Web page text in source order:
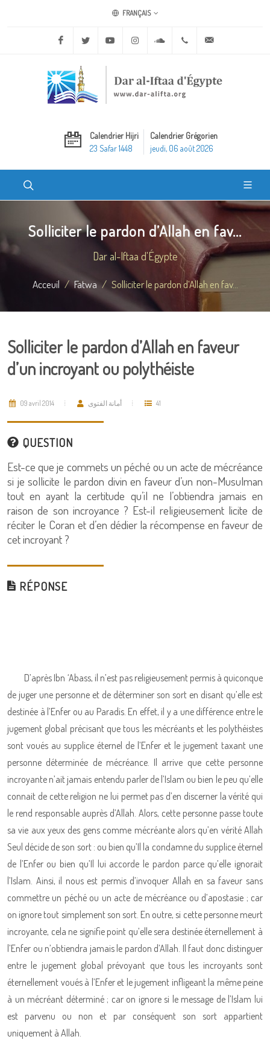
FRANÇAIS
Facebook Twitter Youtube Instagram Soundcloud+20 2 25970400
Calendrier Hijri
23 Safar 1448
Calendrier Grégorien
jeudi, 06 août 2026
Solliciter le pardon d’Allah en fav...
Dar al-Iftaa d'Égypte
Acceuil Fatwa Solliciter le pardon d’Allah en fav...
Solliciter le pardon d’Allah en faveur
d’un incroyant ou polythéiste
09 avril 2014 أمانة الفتوى 41
QUESTION
Est-ce que je commets un péché ou un acte de mécréance
si je sollicite le pardon divin en faveur d’un non-Musulman
tout en ayant la certitude qu’il ne l’obtiendra jamais en
raison de son incroyance ? Est-il religieusement licite de
réciter le Coran et d’en dédier la récompense en faveur de
cet incroyant ?
RÉPONSE
D’après Ibn ‘Abass, il n’est pas religieusement permis à quiconque
de juger une personne et de déterminer son sort en disant qu’elle est
destinée à l’Enfer ou au Paradis. En effet, il y a une différence entre le
jugement global précisant que tous les mécréants et les polythéistes
sont voués au supplice éternel de l’Enfer et le jugement taxant une
personne déterminée de mécréance. Il arrive que cette personne
incroyante n’ait jamais entendu parler de l’Islam ou bien le peu qu’elle
connait de cette religion ne lui permet pas d’en discerner la vérité qui
le rend responsable auprès d’Allah. Alors, cette personne passe toute
sa vie aux yeux des gens comme mécréante alors qu’en vérité Allah
Seul décide de son sort : ou bien qu’Il la condamne du supplice éternel
de l’Enfer ou bien qu’Il lui accorde le pardon parce qu’elle ignorait
l’Islam. Ainsi, il nous est permis d’invoquer Allah en sa faveur sans
commettre un péché ou un acte de mécréance ou d’apostasie ; car
on ignore tout simplement son sort. En outre, si cette personne meurt
incroyante, cela ne signifie point qu’elle sera destinée éternellement à
l’Enfer ou n’obtiendra jamais le pardon d’Allah. Il faut donc distinguer
entre le jugement global prévoyant que tous les incroyants sont
éternellement voués à l’Enfer et le jugement infligeant la même peine
à un mécréant déterminé ; car on ignore si le message de l’Islam lui
est parvenu ou non et par conséquent son sort appartient
uniquement à Allah.